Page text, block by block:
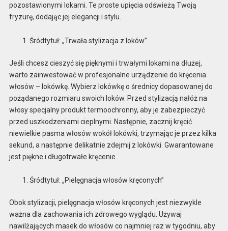
pozostawionymi lokami. Te proste upięcia odświeżą Twoją
fryzurę, dodając jej elegancji i stylu.
Śródtytuł: „Trwała stylizacja z loków”
Jeśli chcesz cieszyć się pięknymi i trwałymi lokami na dłużej,
warto zainwestować w profesjonalne urządzenie do kręcenia
włosów – lokówkę. Wybierz lokówkę o średnicy dopasowanej do
pożądanego rozmiaru swoich loków. Przed stylizacją nałóż na
włosy specjalny produkt termoochronny, aby je zabezpieczyć
przed uszkodzeniami cieplnymi. Następnie, zacznij kręcić
niewielkie pasma włosów wokół lokówki, trzymając je przez kilka
sekund, a następnie delikatnie zdejmij z lokówki. Gwarantowane
jest piękne i długotrwałe kręcenie.
Śródtytuł: „Pielęgnacja włosów kręconych”
Obok stylizacji, pielęgnacja włosów kręconych jest niezwykle
ważna dla zachowania ich zdrowego wyglądu. Używaj
nawilżających masek do włosów co najmniej raz w tygodniu, aby